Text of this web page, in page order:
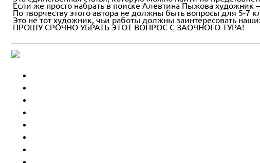
Если же просто набрать в поиске Алевтина Пыжова
По творчеству этого автора не должны быть вопросы для 5-7
Это не тот художник, чьи работы должны заинтересовать
ПРОШУ СРОЧНО УБРАТЬ ЭТОТ ВОПРОС С ЗАОЧНОГО ТУРА!